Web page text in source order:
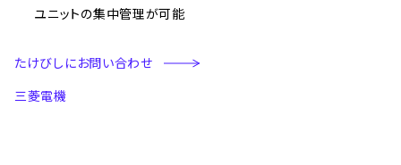
ユニットの集中管理が可能
たけびしにお問い合わせ
三菱電機